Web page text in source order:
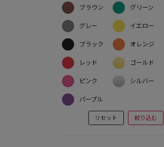
ブラウン
グレー
ブラック
レッド
ピンク
パープル
グリーン
イエロー
オレンジ
ゴールド
シルバー
リセット 絞り込む